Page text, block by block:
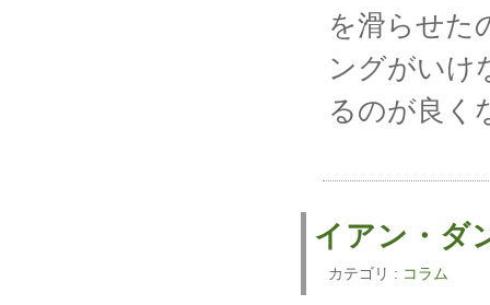
を滑らせた
ングがいけ
るのが良く
イアン・
カテゴリ : コラム